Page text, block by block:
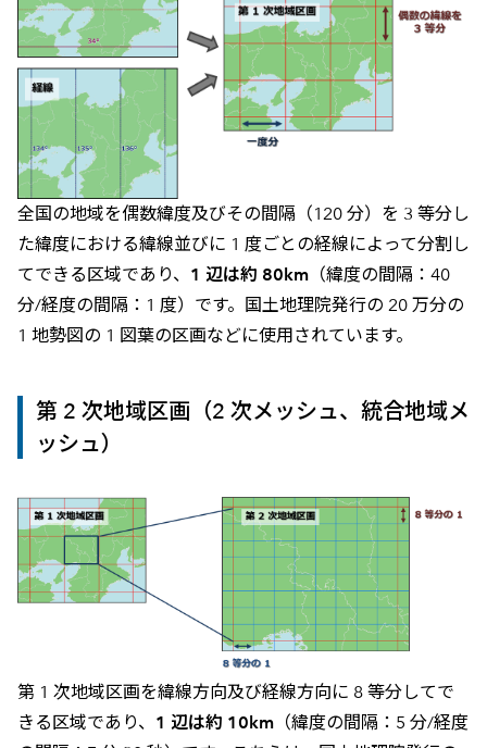
全国の地域を偶数緯度及びその間隔（120 分）を 3 等分し
た緯度における緯線並びに 1 度ごとの経線によって分割し
てできる区域であり、 1 辺は約 80km（緯度の間隔：40
分/経度の間隔：1 度）です。国土地理院発行の 20 万分の
1 地勢図の 1 図葉の区画などに使用されています。
第 2 次地域区画（2 次メッシュ、統合地域メ
ッシュ）
第 1 次地域区画を緯線方向及び経線方向に 8 等分してで
きる区域であり、 1 辺は約 10km（緯度の間隔：5 分/経度